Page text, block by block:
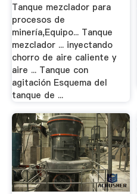
Tanque mezclador para
procesos de
minería,Equipo... Tanque
mezclador ... inyectando
chorro de aire caliente y
aire ... Tanque con
agitación Esquema del
tanque de ...